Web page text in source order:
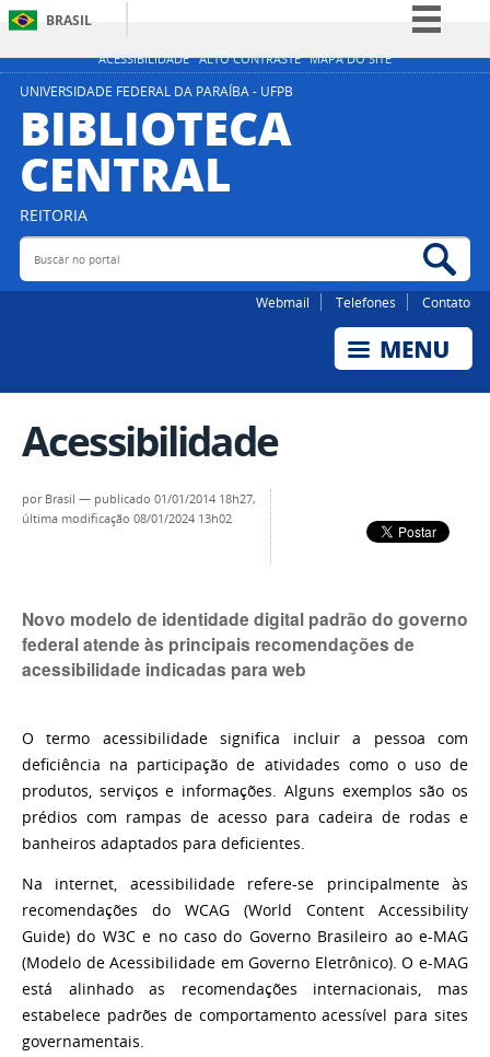
ACESSIBILIDADE ALTO CONTRASTE MAPA DO SITE
BRASIL
Simplifique!
UNIVERSIDADE FEDERAL DA PARAÍBA - UFPB
BIBLIOTECA
CENTRAL
REITORIA
Buscar no portal
Webmail Telefones Contato
Acessibilidade
por Brasil — publicado 01/01/2014 18h27,
última modificação 08/01/2024 13h02
Novo modelo de identidade digital padrão do governo
federal atende às principais recomendações de
acessibilidade indicadas para web
O termo acessibilidade significa incluir a pessoa com
deficiência na participação de atividades como o uso de
produtos, serviços e informações. Alguns exemplos são os
prédios com rampas de acesso para cadeira de rodas e
banheiros adaptados para deficientes.
Na internet, acessibilidade refere-se principalmente às
recomendações do WCAG (World Content Accessibility
Guide) do W3C e no caso do Governo Brasileiro ao e-MAG
(Modelo de Acessibilidade em Governo Eletrônico). O e-MAG
está alinhado as recomendações internacionais, mas
estabelece padrões de comportamento acessível para sites
governamentais.